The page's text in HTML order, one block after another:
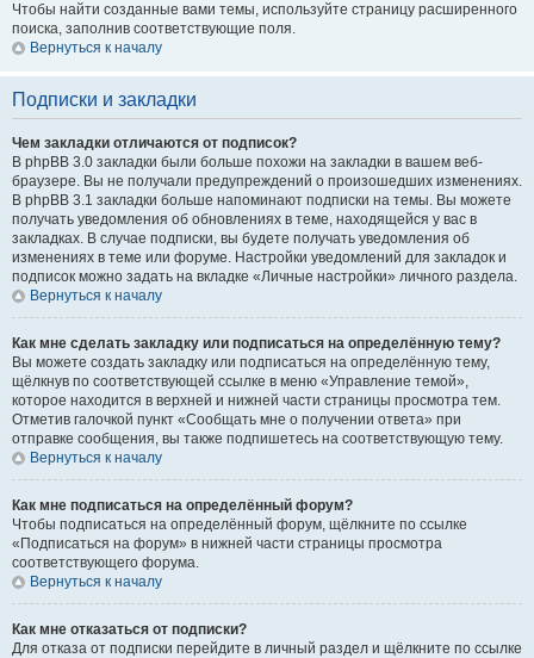
Чтобы найти созданные вами темы, используйте страницу расширенного
поиска, заполнив соответствующие поля.
Вернуться к началу
Подписки и закладки
Чем закладки отличаются от подписок?
В phpBB 3.0 закладки были больше похожи на закладки в вашем веб-
браузере. Вы не получали предупреждений о произошедших изменениях.
В phpBB 3.1 закладки больше напоминают подписки на темы. Вы можете
получать уведомления об обновлениях в теме, находящейся у вас в
закладках. В случае подписки, вы будете получать уведомления об
изменениях в теме или форуме. Настройки уведомлений для закладок и
подписок можно задать на вкладке «Личные настройки» личного раздела.
Вернуться к началу
Как мне сделать закладку или подписаться на определённую тему?
Вы можете создать закладку или подписаться на определённую тему,
щёлкнув по соответствующей ссылке в меню «Управление темой»,
которое находится в верхней и нижней части страницы просмотра тем.
Отметив галочкой пункт «Сообщать мне о получении ответа» при
отправке сообщения, вы также подпишетесь на соответствующую тему.
Вернуться к началу
Как мне подписаться на определённый форум?
Чтобы подписаться на определённый форум, щёлкните по ссылке
«Подписаться на форум» в нижней части страницы просмотра
соответствующего форума.
Вернуться к началу
Как мне отказаться от подписки?
Для отказа от подписки перейдите в личный раздел и щёлкните по ссылке